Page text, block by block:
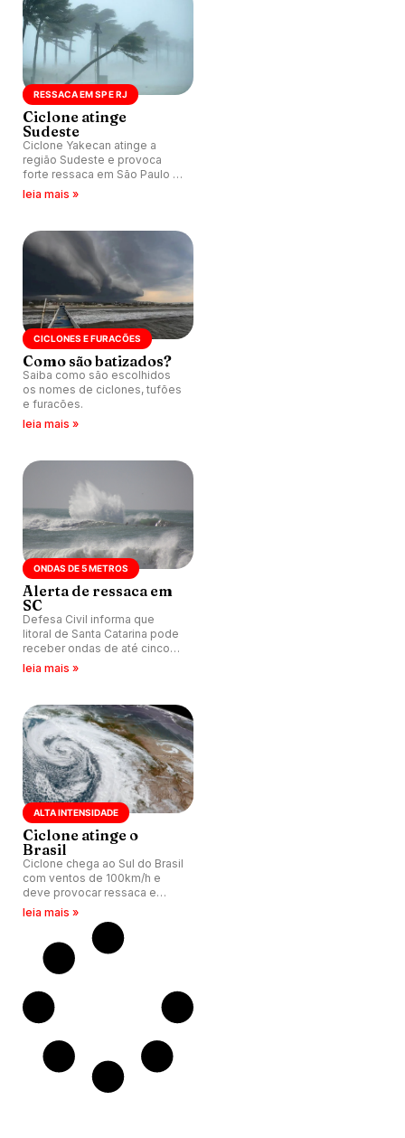
RESSACA EM SP E RJ
Ciclone atinge
Sudeste
Ciclone Yakecan atinge a
região Sudeste e provoca
forte ressaca em São Paulo e
Rio de Janeiro.
leia mais »
CICLONES E FURACÕES
Como são batizados?
Saiba como são escolhidos
os nomes de ciclones, tufões
e furacões.
leia mais »
ONDAS DE 5 METROS
Alerta de ressaca em
SC
Defesa Civil informa que
litoral de Santa Catarina pode
receber ondas de até cinco
metros nos próximos dias.
leia mais »
ALTA INTENSIDADE
Ciclone atinge o
Brasil
Ciclone chega ao Sul do Brasil
com ventos de 100km/h e
deve provocar ressaca e
fortes tempestades. Ondas
podem chegar a quatro
leia mais »